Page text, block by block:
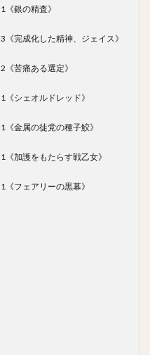
1《銀の精査》
3《完成化した精神、ジェイス》
2《苦痛ある選定》
1《シェオルドレッド》
1《金属の徒党の種子鮫》
1《加護をもたらす戦乙女》
1《フェアリーの黒幕》